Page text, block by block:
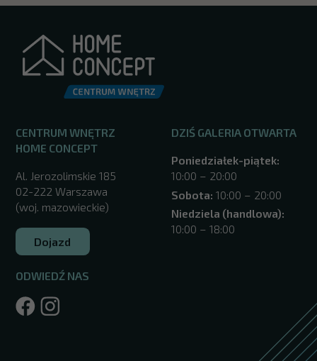
CENTRUM WNĘTRZ
HOME CONCEPT
Al. Jerozolimskie 185
02-222 Warszawa
(woj. mazowieckie)
Dojazd
ODWIEDŹ NAS
DZIŚ GALERIA OTWARTA
Poniedziałek-piątek:
10:00 – 20:00
Sobota: 10:00 – 20:00
Niedziela (handlowa):
10:00 – 18:00